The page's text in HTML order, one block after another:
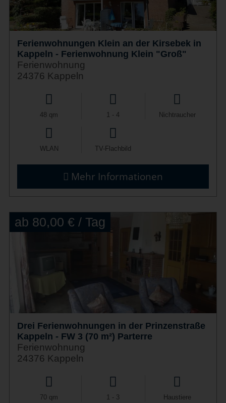
Ferienwohnungen Klein an der Kirsebek in
Kappeln - Ferienwohnung Klein "Groß"
Ferienwohnung
24376 Kappeln
48 qm 1 - 4 Nichtraucher
WLAN TV-Flachbild
Mehr Informationen
ab 80,00 € / Tag
Drei Ferienwohnungen in der Prinzenstraße
Kappeln - FW 3 (70 m²) Parterre
Ferienwohnung
24376 Kappeln
70 qm 1 - 3 Haustiere